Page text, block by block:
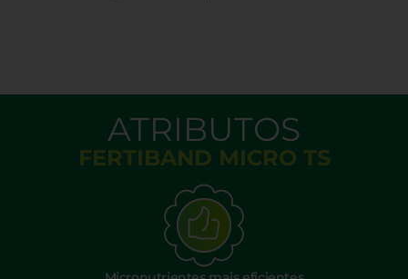
ATRIBUTOS
FERTIBAND MICRO TS